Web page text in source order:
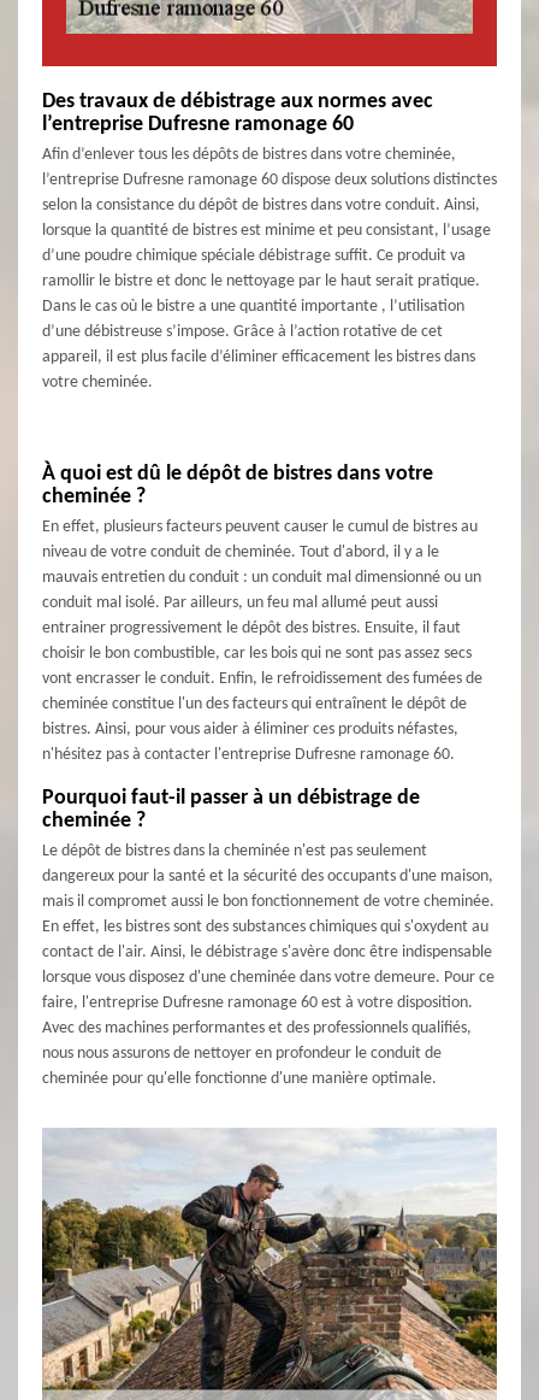
Des travaux de débistrage aux normes avec
l’entreprise Dufresne ramonage 60
Afin d’enlever tous les dépôts de bistres dans votre cheminée,
l’entreprise Dufresne ramonage 60 dispose deux solutions distinctes
selon la consistance du dépôt de bistres dans votre conduit. Ainsi,
lorsque la quantité de bistres est minime et peu consistant, l’usage
d’une poudre chimique spéciale débistrage suffit. Ce produit va
ramollir le bistre et donc le nettoyage par le haut serait pratique.
Dans le cas où le bistre a une quantité importante , l’utilisation
d’une débistreuse s’impose. Grâce à l’action rotative de cet
appareil, il est plus facile d’éliminer efficacement les bistres dans
votre cheminée.
À quoi est dû le dépôt de bistres dans votre
cheminée ?
En effet, plusieurs facteurs peuvent causer le cumul de bistres au
niveau de votre conduit de cheminée. Tout d'abord, il y a le
mauvais entretien du conduit : un conduit mal dimensionné ou un
conduit mal isolé. Par ailleurs, un feu mal allumé peut aussi
entrainer progressivement le dépôt des bistres. Ensuite, il faut
choisir le bon combustible, car les bois qui ne sont pas assez secs
vont encrasser le conduit. Enfin, le refroidissement des fumées de
cheminée constitue l'un des facteurs qui entraînent le dépôt de
bistres. Ainsi, pour vous aider à éliminer ces produits néfastes,
n'hésitez pas à contacter l'entreprise Dufresne ramonage 60.
Pourquoi faut-il passer à un débistrage de
cheminée ?
Le dépôt de bistres dans la cheminée n'est pas seulement
dangereux pour la santé et la sécurité des occupants d'une maison,
mais il compromet aussi le bon fonctionnement de votre cheminée.
En effet, les bistres sont des substances chimiques qui s'oxydent au
contact de l'air. Ainsi, le débistrage s'avère donc être indispensable
lorsque vous disposez d'une cheminée dans votre demeure. Pour ce
faire, l'entreprise Dufresne ramonage 60 est à votre disposition.
Avec des machines performantes et des professionnels qualifiés,
nous nous assurons de nettoyer en profondeur le conduit de
cheminée pour qu'elle fonctionne d'une manière optimale.